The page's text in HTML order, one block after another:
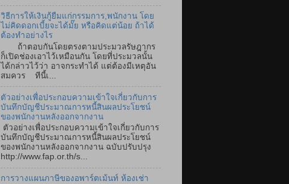
วิธีการให้เงินกู้ยืมแก่กรรมการ,พนักงาน โดย
ไม่คิดดอกเบี้ยจะได้มั๊ย หรือคิดแต่น้อย ถ้าได้
ต้องทำอย่างไร
ถ้าตอบกันโดยตรงตามประมวลรัษฎากร
ก็เปิดช่องเอาไว้เหมือนกัน โดยที่ประมวลนั้น
ได้กล่าวไว้ว่า อาจกระทำได้ แต่ต้องมีเหตุอัน
สมควร ทีนี้เ...
ตัวอย่างเพื่อประกอบความเข้าใจเกี่ยวกับการ
บันทึกบัญชีประมาณการหนี้สินผลประโยชน์
ของพนักงานหลังออกจากงาน
ตัวอย่างเพื่อประกอบความเข้าใจเกี่ยวกับการ
บันทึกบัญชีประมาณการหนี้สินผลประโยชน์
ของพนักงานหลังออกจากงาน ฉบับปรับปรุง
http://www.fap.or.th/s...
การวางแผนภาษีของอพาร์ตเม้นท์ ห้องเช่า